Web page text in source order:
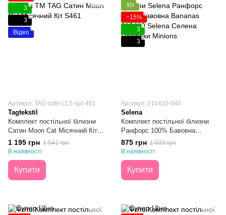
3
3
Відео
Артикул: TAG satin (1,5-sp)-461
Tagtekstil
Комплект постільної білизни
Сатин Moon Cat Місячний Кіт
Півтораспальний
1 195 грн 1 541 грн
В наявності
Купити
Хіт
−15%
3
3
Артикул: 210410-040
Selena
Комплект постільної білизни
Ранфорс 100% Бавовна
Bananas Підлітковий
875 грн 1 033 грн
В наявності
Купити